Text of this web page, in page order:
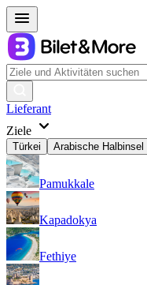
Lieferant
Ziele
Türkei Arabische Halbinsel
Pamukkale
Kapadokya
Fethiye